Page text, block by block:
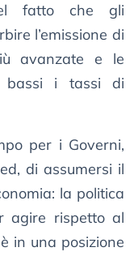
fatto che gli
l’emissione di
avanzate e le
bassi i tassi di
per i Governi,
di assumersi il
la politica
agire rispetto al
in una posizione